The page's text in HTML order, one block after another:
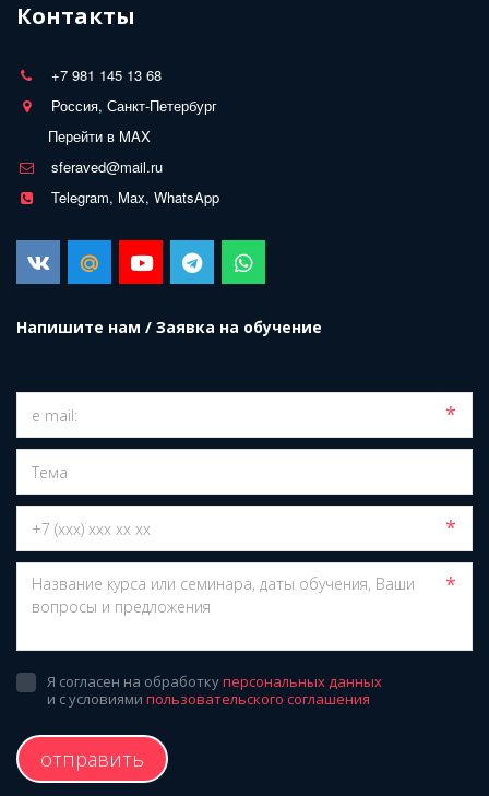
Контакты
+7 981 145 13 68
Россия, Санкт-Петербург
Перейти в MAX
sferaved@mail.ru
Telegram, Max, WhatsApp
Напишите нам / Заявка на обучение
*
*
*
Я согласен на обработкуперсональных данных
и с условиями пользовательского соглашения
отправить